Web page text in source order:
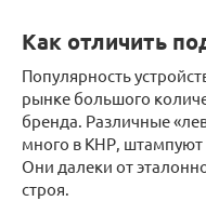
Как отличить
Популярность
рынке большого
бренда. Различные
много в КНР,
Они далеки от
строя.